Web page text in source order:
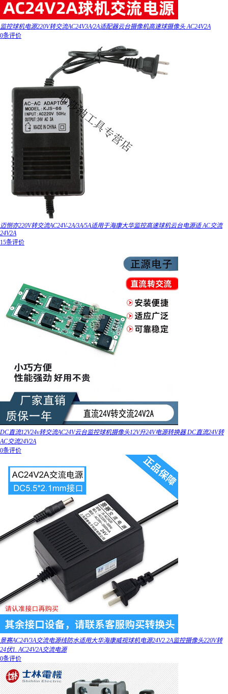
监控球机电源220V转交流AC24V3A/2A适配器云台摄像机高速球摄像头 AC24V2A
0条评价
迈恻亦220V转交流AC24V-2A/3A/5A适用于海康大华监控高速球机云台电源适 AC交流
24V2A
15条评价
DC直流12V24v转交流AC24V云台监控球机摄像头12V升24V电源转换器 DC直流24V转
AC交流24V2A
0条评价
景赛AC24V3A交流电源线防水适用大华海康威视球机电源24V2.2A监控摄像头220V转
24伏1. AC24V2A交流电源
0条评价